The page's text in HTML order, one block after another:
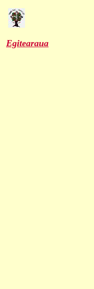
Egitearaua